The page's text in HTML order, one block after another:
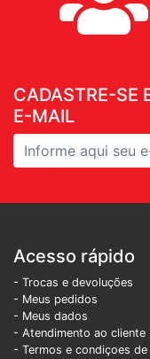
CADASTRE-SE
E-MAIL
Acesso rápido
- Trocas e devoluções
- Meus pedidos
- Meus dados
- Atendimento ao cliente
- Termos e condiçoes de